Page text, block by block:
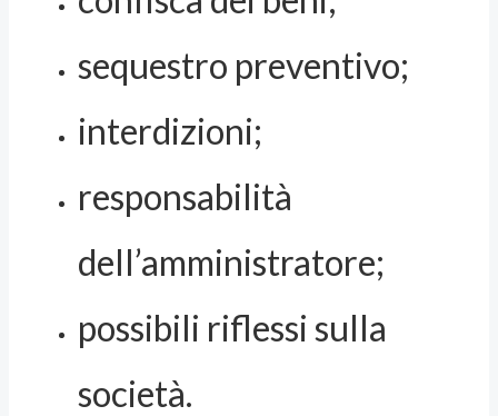
sequestro preventivo;
interdizioni;
responsabilità
dell’amministratore;
possibili riflessi sulla
società.